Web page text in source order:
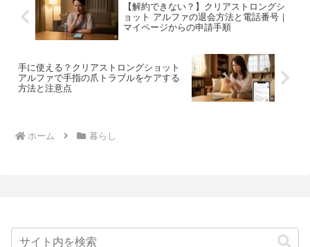
【解約できない？】クリアストロングシ
ョット アルファの退会方法と電話番号｜
マイページからの申請手順
手に使える？クリアストロングショット
アルファで手指の爪トラブルをケアする
方法と注意点
ホーム 暮らし